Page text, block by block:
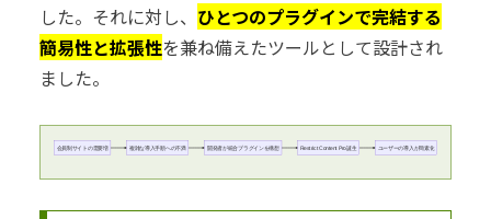
した。それに対し、 ひとつのプラグインで完結する
簡易性と拡張性を兼ね備えたツールとして設計され
ました。
会員制サイトの需要増 複雑な導入手順への不満 開発者が統合プラグインを構想 Restrict Content Pro誕生 ユーザーの導入が簡素化